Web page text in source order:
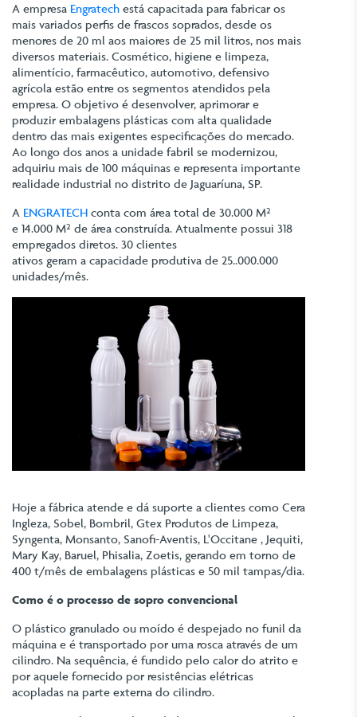
A empresa Engratech está capacitada para fabricar os
mais variados perfis de frascos soprados, desde os
menores de 20 ml aos maiores de 25 mil litros, nos mais
diversos materiais. Cosmético, higiene e limpeza,
alimentício, farmacêutico, automotivo, defensivo
agrícola estão entre os segmentos atendidos pela
empresa. O objetivo é desenvolver, aprimorar e
produzir embalagens plásticas com alta qualidade
dentro das mais exigentes especificações do mercado.
Ao longo dos anos a unidade fabril se modernizou,
adquiriu mais de 100 máquinas e representa importante
realidade industrial no distrito de Jaguaríuna, SP.
A ENGRATECH conta com área total de 30.000 M²
e 14.000 M² de área construída. Atualmente possui 318
empregados diretos. 30 clientes
ativos geram a capacidade produtiva de 25..000.000
unidades/mês.
Hoje a fábrica atende e dá suporte a clientes como Cera
Ingleza, Sobel, Bombril, Gtex Produtos de Limpeza,
Syngenta, Monsanto, Sanofi-Aventis, L'Occitane , Jequiti,
Mary Kay, Baruel, Phisalia, Zoetis, gerando em torno de
400 t/mês de embalagens plásticas e 50 mil tampas/dia.
Como é o processo de sopro convencional
O plástico granulado ou moído é despejado no funil da
máquina e é transportado por uma rosca através de um
cilindro. Na sequência, é fundido pelo calor do atrito e
por aquele fornecido por resistências elétricas
acopladas na parte externa do cilindro.